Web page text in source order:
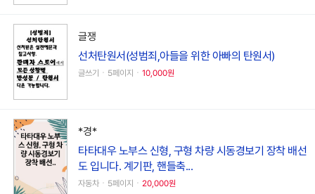
글쟁
선처탄원서(성범죄,아들을 위한 아빠의 탄원서)
글쓰기ㆍ5페이지ㆍ 10,000원
*경*
타타대우 노부스 신형, 구형 차량 시동경보기 장착 배선
도 입니다. 계기판, 핸들축...
자동차ㆍ5페이지ㆍ 20,000원